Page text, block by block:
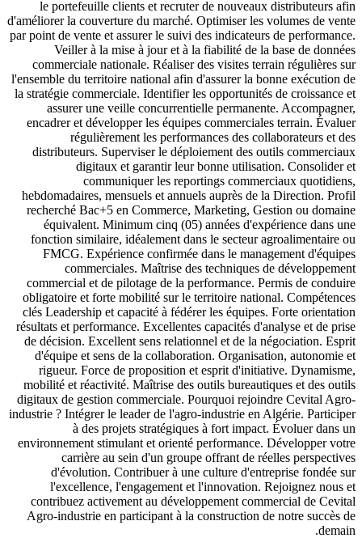
le portefeuille clients et recruter de nouveaux distributeurs afin
d'améliorer la couverture du marché. Optimiser les volumes de vente
par point de vente et assurer le suivi des indicateurs de performance.
Veiller à la mise à jour et à la fiabilité de la base de données
commerciale nationale. Réaliser des visites terrain régulières sur
l'ensemble du territoire national afin d'assurer la bonne exécution de
la stratégie commerciale. Identifier les opportunités de croissance et
assurer une veille concurrentielle permanente. Accompagner,
encadrer et développer les équipes commerciales terrain. Évaluer
régulièrement les performances des collaborateurs et des
distributeurs. Superviser le déploiement des outils commerciaux
digitaux et garantir leur bonne utilisation. Consolider et
communiquer les reportings commerciaux quotidiens,
hebdomadaires, mensuels et annuels auprès de la Direction. Profil
recherché Bac+5 en Commerce, Marketing, Gestion ou domaine
équivalent. Minimum cinq (05) années d'expérience dans une
fonction similaire, idéalement dans le secteur agroalimentaire ou
FMCG. Expérience confirmée dans le management d'équipes
commerciales. Maîtrise des techniques de développement
commercial et de pilotage de la performance. Permis de conduire
obligatoire et forte mobilité sur le territoire national. Compétences
clés Leadership et capacité à fédérer les équipes. Forte orientation
résultats et performance. Excellentes capacités d'analyse et de prise
de décision. Excellent sens relationnel et de la négociation. Esprit
d'équipe et sens de la collaboration. Organisation, autonomie et
rigueur. Force de proposition et esprit d'initiative. Dynamisme,
mobilité et réactivité. Maîtrise des outils bureautiques et des outils
digitaux de gestion commerciale. Pourquoi rejoindre Cevital Agro-
industrie ? Intégrer le leader de l'agro-industrie en Algérie. Participer
à des projets stratégiques à fort impact. Évoluer dans un
environnement stimulant et orienté performance. Développer votre
carrière au sein d'un groupe offrant de réelles perspectives
d'évolution. Contribuer à une culture d'entreprise fondée sur
l'excellence, l'engagement et l'innovation. Rejoignez nous et
contribuez activement au développement commercial de Cevital
Agro-industrie en participant à la construction de notre succès de
demain.